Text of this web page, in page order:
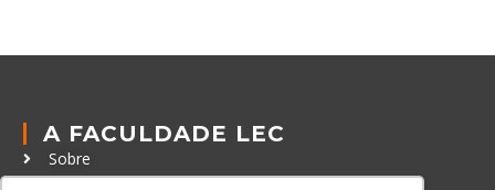
A FACULDADE LEC
Sobre